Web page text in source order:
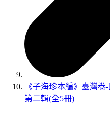
《子海珍本編》臺灣
第二輯(全5冊)